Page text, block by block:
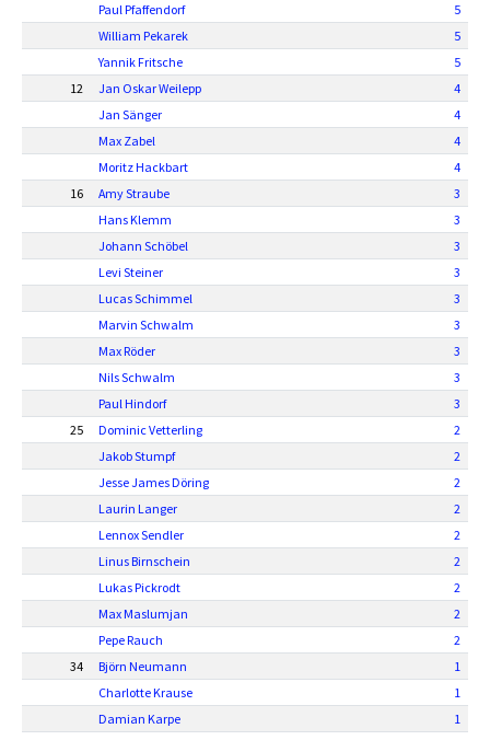
Paul Pfaffendorf
5
William Pekarek
5
Yannik Fritsche
5
12
Jan Oskar Weilepp
4
Jan Sänger
4
Max Zabel
4
Moritz Hackbart
4
16
Amy Straube
3
Hans Klemm
3
Johann Schöbel
3
Levi Steiner
3
Lucas Schimmel
3
Marvin Schwalm
3
Max Röder
3
Nils Schwalm
3
Paul Hindorf
3
25
Dominic Vetterling
2
Jakob Stumpf
2
Jesse James Döring
2
Laurin Langer
2
Lennox Sendler
2
Linus Birnschein
2
Lukas Pickrodt
2
Max Maslumjan
2
Pepe Rauch
2
34
Björn Neumann
1
Charlotte Krause
1
Damian Karpe
1